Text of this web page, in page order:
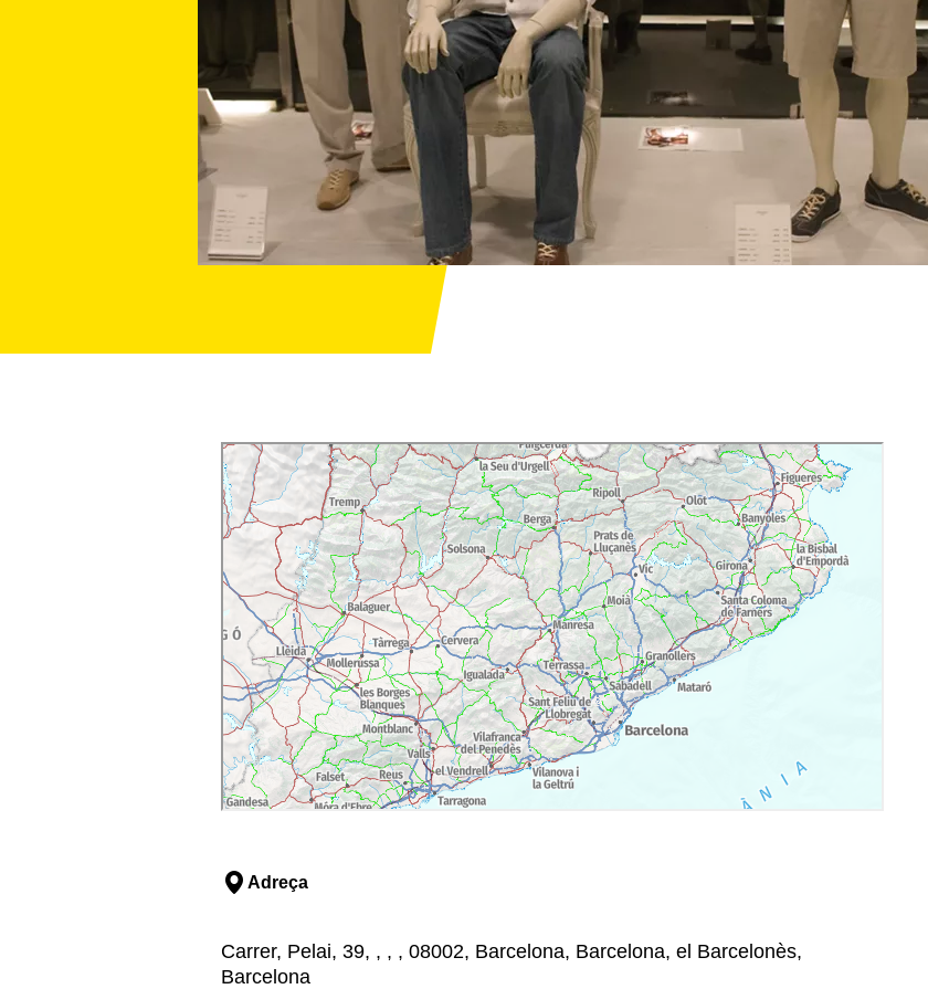
Adreça
Carrer, Pelai, 39, , , , 08002, Barcelona, Barcelona, el Barcelonès,
Barcelona